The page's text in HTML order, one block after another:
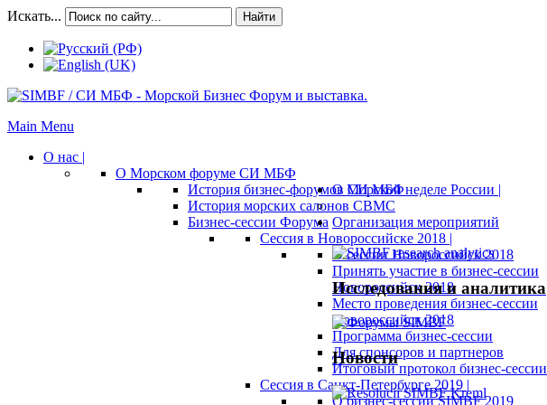
Искать... Найти
Main Menu
О нас |
О Морском форуме СИ МБФ
История бизнес-форумов СИ МБФ
История морских салонов СВМС
Бизнес-сессии Форума
Сессия в Новороссийске 2018 |
О сессии Новороссийск 2018
Принять участие в бизнес-сессии
Новороссийск 2018
Место проведения бизнес-сессии
Новороссийск 2018
Программа бизнес-сессии
Для спонсоров и партнеров
Итоговый протокол бизнес-сессии
Сессия в Санкт-Петербурге 2019 |
О бизнес-сессии SIMBF 2019
О Морской неделе России |
Организация мероприятий
Исследования и аналитика
Новости